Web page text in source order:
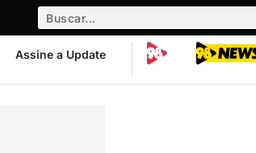
Assine a Update